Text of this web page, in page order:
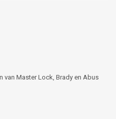
van Master Lock, Brady en Abus